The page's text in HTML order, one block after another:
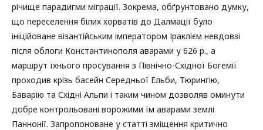
річище парадигми міграції. Зокрема, обґрунтовано думку,
що переселення білих хорватів до Далмації було
ініційоване візантійським імператором Іраклієм невдовзі
після облоги Константинополя аварами у 626 р., а
маршрут їхнього просування з Північно-Східної Богемії
проходив крізь басейн Середньої Ельби, Тюрингію,
Баварію та Східні Альпи і таким чином дозволяв оминути
добре контрольовані ворожими їм аварами землі
Паннонії. Запропоноване у статті зміщення критично